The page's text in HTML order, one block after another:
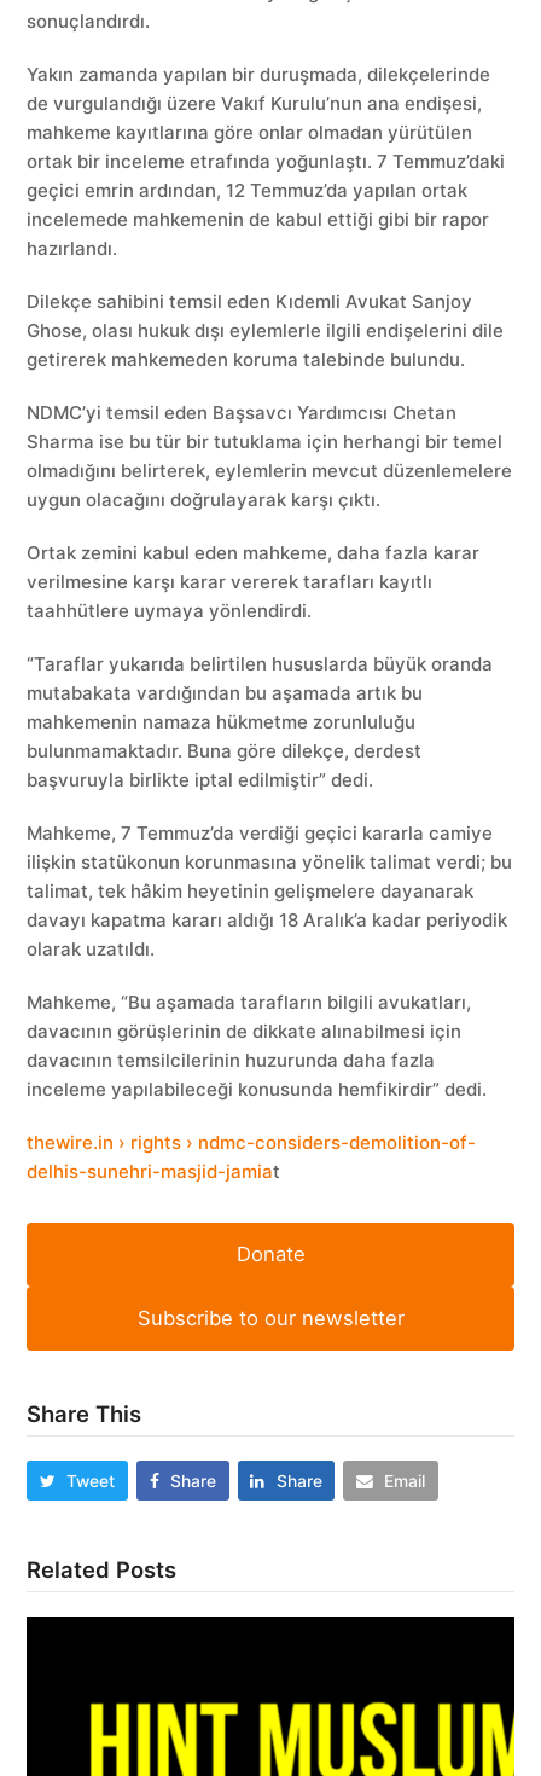
sonuçlandırdı.
Yakın zamanda yapılan bir duruşmada, dilekçelerinde
de vurgulandığı üzere Vakıf Kurulu’nun ana endişesi,
mahkeme kayıtlarına göre onlar olmadan yürütülen
ortak bir inceleme etrafında yoğunlaştı. 7 Temmuz’daki
geçici emrin ardından, 12 Temmuz’da yapılan ortak
incelemede mahkemenin de kabul ettiği gibi bir rapor
hazırlandı.
Dilekçe sahibini temsil eden Kıdemli Avukat Sanjoy
Ghose, olası hukuk dışı eylemlerle ilgili endişelerini dile
getirerek mahkemeden koruma talebinde bulundu.
NDMC’yi temsil eden Başsavcı Yardımcısı Chetan
Sharma ise bu tür bir tutuklama için herhangi bir temel
olmadığını belirterek, eylemlerin mevcut düzenlemelere
uygun olacağını doğrulayarak karşı çıktı.
Ortak zemini kabul eden mahkeme, daha fazla karar
verilmesine karşı karar vererek tarafları kayıtlı
taahhütlere uymaya yönlendirdi.
“Taraflar yukarıda belirtilen hususlarda büyük oranda
mutabakata vardığından bu aşamada artık bu
mahkemenin namaza hükmetme zorunluluğu
bulunmamaktadır. Buna göre dilekçe, derdest
başvuruyla birlikte iptal edilmiştir” dedi.
Mahkeme, 7 Temmuz’da verdiği geçici kararla camiye
ilişkin statükonun korunmasına yönelik talimat verdi; bu
talimat, tek hâkim heyetinin gelişmelere dayanarak
davayı kapatma kararı aldığı 18 Aralık’a kadar periyodik
olarak uzatıldı.
Mahkeme, “Bu aşamada tarafların bilgili avukatları,
davacının görüşlerinin de dikkate alınabilmesi için
davacının temsilcilerinin huzurunda daha fazla
inceleme yapılabileceği konusunda hemfikirdir” dedi.
thewire.in › rights › ndmc-considers-demolition-of-
delhis-sunehri-masjid-jamiat
Donate
Subscribe to our newsletter
Share This
Tweet Share Share Email
Related Posts